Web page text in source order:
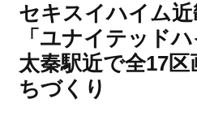
セキスイハイム
「ユナイテッド
太秦駅近で全17区
ちづくり